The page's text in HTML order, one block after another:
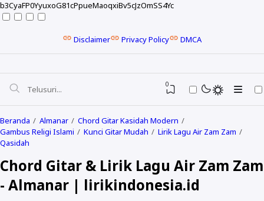
b3CyaFP0YyuxoG81cPpueMaoqxiBv5cJzOmSS4Yc
Disclaimer Privacy Policy DMCA
0
Beranda Almanar
Chord Gitar Kasidah Modern
Gambus Religi Islami
Kunci Gitar Mudah
Lirik Lagu Air Zam Zam
Qasidah
Chord Gitar & Lirik Lagu Air Zam Zam
- Almanar | lirikindonesia.id